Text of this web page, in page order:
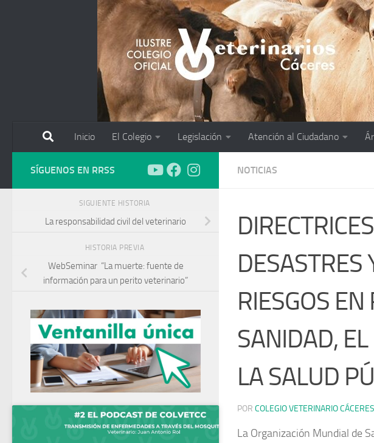
Inicio El Colegio Legislación Atención al Ciudadano
NOTICIAS
DESASTRES
RIESGOS
SANIDAD,
LA SALUD
POR COLEGIO VETERINARIO CÁCERES
La Organización Mundial de
SÍGUENOS EN RRSS
SIGUIENTE HISTORIA
La responsabilidad civil del veterinario
HISTORIA PREVIA
WebSeminar “La muerte: fuente de
información para un perito veterinario”